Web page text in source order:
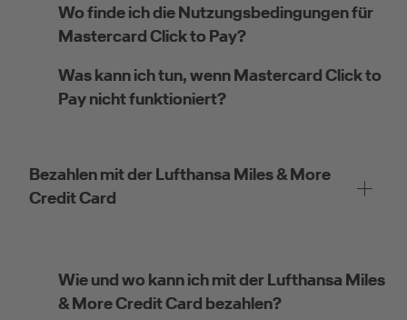
Wo finde ich die Nutzungsbedingungen für
Mastercard Click to Pay?
Was kann ich tun, wenn Mastercard Click to
Pay nicht funktioniert?
Bezahlen mit der Lufthansa Miles & More
Credit Card
Wie und wo kann ich mit der Lufthansa Miles
& More Credit Card bezahlen?